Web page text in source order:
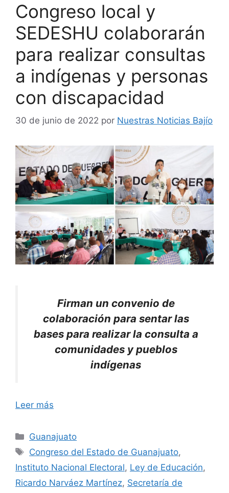
Congreso local y
SEDESHU colaborarán
para realizar consultas
a indígenas y personas
con discapacidad
30 de junio de 2022 por Nuestras Noticias Bajío
Firman un convenio de
colaboración para sentar las
bases para realizar la consulta a
comunidades y pueblos
indígenas
Leer más
Categorías
Guanajuato
Etiquetas
Congreso del Estado de Guanajuato,
Instituto Nacional Electoral, Ley de Educación,
Ricardo Narváez Martínez, Secretaría de